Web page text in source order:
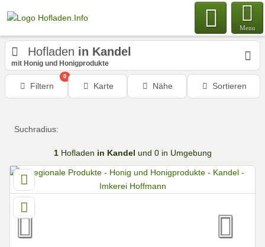
Menu
Hofladen in Kandel
mit Honig und Honigprodukte
Filtern
0
Karte Nähe Sortieren
Suchradius:
1Hofladen in Kandel und 0 in Umgebung